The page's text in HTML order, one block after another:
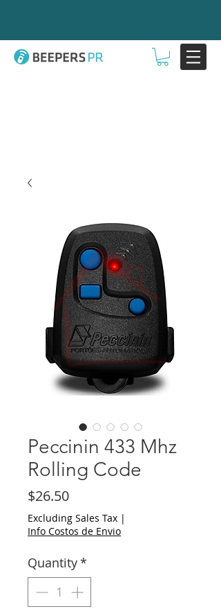
Peccinin 433 Mhz
Rolling Code
$26.50Price
Excluding Sales Tax |
Info Costos de Envio
Quantity*